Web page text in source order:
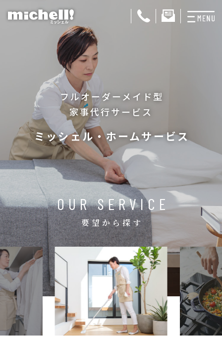
お料理代行
おためしサービス
サービス一覧
ご契約者さま限定サ
会社紹介
コラム
ご案内
お知らせ
家事スタッフ募集
働く仲間インタビュー
フルオーダーメイド型
家事代行サービス
ミッシェル・ホームサービス
OUR SERVICE
要望から探す